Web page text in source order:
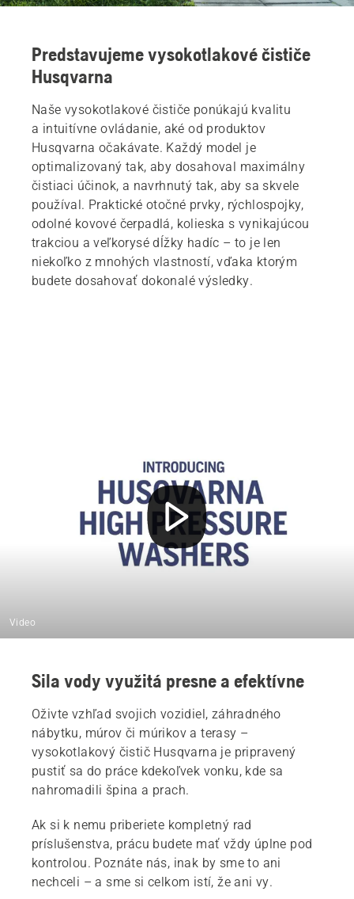
Predstavujeme vysokotlakové čističe
Husqvarna
Naše vysokotlakové čističe ponúkajú kvalitu
a intuitívne ovládanie, aké od produktov
Husqvarna očakávate. Každý model je
optimalizovaný tak, aby dosahoval maximálny
čistiaci účinok, a navrhnutý tak, aby sa skvele
používal. Praktické otočné prvky, rýchlospojky,
odolné kovové čerpadlá, kolieska s vynikajúcou
trakciou a veľkorysé dĺžky hadíc – to je len
niekoľko z mnohých vlastností, vďaka ktorým
budete dosahovať dokonalé výsledky.
Video
Sila vody využitá presne a efektívne
Oživte vzhľad svojich vozidiel, záhradného
nábytku, múrov či múrikov a terasy –
vysokotlakový čistič Husqvarna je pripravený
pustiť sa do práce kdekoľvek vonku, kde sa
nahromadili špina a prach.
Ak si k nemu priberiete kompletný rad
príslušenstva, prácu budete mať vždy úplne pod
kontrolou. Poznáte nás, inak by sme to ani
nechceli – a sme si celkom istí, že ani vy.